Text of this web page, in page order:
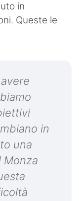
in
Queste le
in
una
Monza